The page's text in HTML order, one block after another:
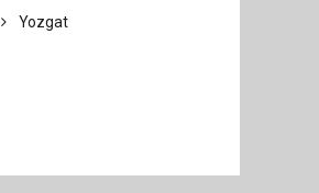
Yozgat